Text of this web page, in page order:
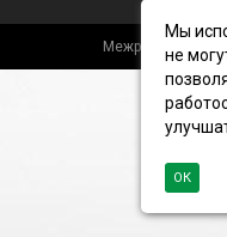
Мы
не
ОК